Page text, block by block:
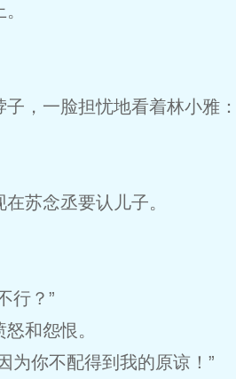
，一脸担忧地看着林小雅
苏念丞要认儿子。
行？”
和怨恨。
为你不配得到我的原谅！”